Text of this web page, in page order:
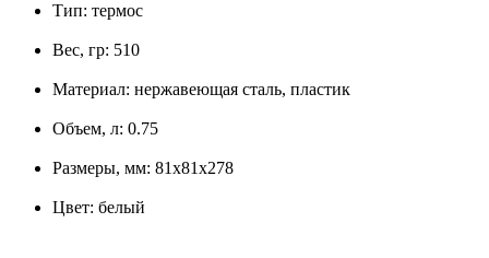
Тип: термос
Вес, гр: 510
Материал: нержавеющая сталь, пластик
Объем, л: 0.75
Размеры, мм: 81х81х278
Цвет: белый